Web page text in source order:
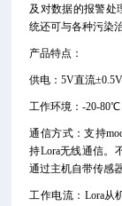
及对数据的报警处
统还可与各种污染
产品特点：
供电：5V直流±0.5V
工作环境：-20-
通信方式：支持
持Lora无线通信。
通过主机自带传感
工作电流：Lora从